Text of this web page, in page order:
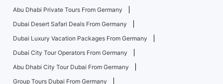
Abu Dhabi Private Tours From Germany
Dubai Desert Safari Deals From Germany
Dubai Luxury Vacation Packages From Germany
Dubai City Tour Operators From Germany
Abu Dhabi City Tour Dubai From Germany
Group Tours Dubai From Germany